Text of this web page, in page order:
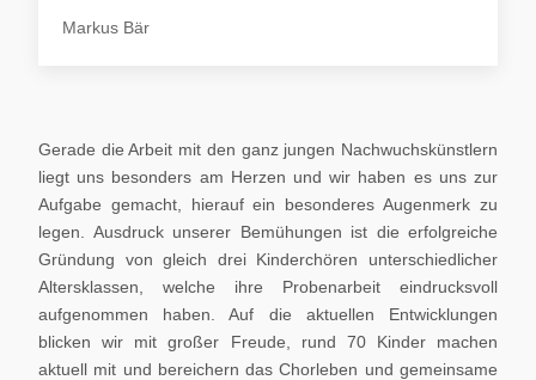
Markus Bär
Gerade die Arbeit mit den ganz jungen Nachwuchskünstlern
liegt uns besonders am Herzen und wir haben es uns zur
Aufgabe gemacht, hierauf ein besonderes Augenmerk zu
legen. Ausdruck unserer Bemühungen ist die erfolgreiche
Gründung von gleich drei Kinderchören unterschiedlicher
Altersklassen, welche ihre Probenarbeit eindrucksvoll
aufgenommen haben. Auf die aktuellen Entwicklungen
blicken wir mit großer Freude, rund 70 Kinder machen
aktuell mit und bereichern das Chorleben und gemeinsame